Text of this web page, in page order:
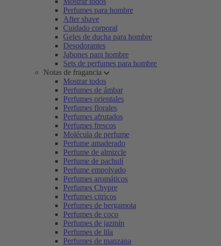
Perfumes para hombre
After shave
Cuidado corporal
Geles de ducha para hombre
Desodorantes
Jabones para hombre
Sets de perfumes para hombre
Notas de fragancia
Mostrar todos
Perfumes de ámbar
Perfumes orientales
Perfumes florales
Perfumes afrutados
Perfumes frescos
Molécula de perfume
Perfume amaderado
Perfume de almizcle
Perfume de pachulí
Perfume empolvado
Perfumes aromáticos
Perfumes Chypre
Perfumes citricos
Perfumes de bergamota
Perfumes de coco
Perfumes de jazmín
Perfumes de lila
Perfumes de manzana